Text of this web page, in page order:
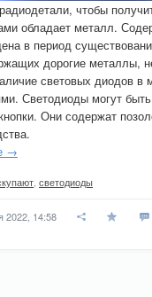
чтобы
обладает металл.
в период
дорогие металлы,
световых диодов
Светодиоды могут
Они содержат
→
светодиоды
2022, 14:58